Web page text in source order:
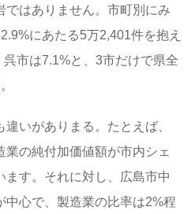
ではありません。市町別にみ
にあたる5万2,401件を抱え
市は7.1%と、3市だけで県全
いがありまる。たとえば、
の純付加価値額が市内シェ
ます。それに対し、広島市中
中心で、製造業の比率は2%程